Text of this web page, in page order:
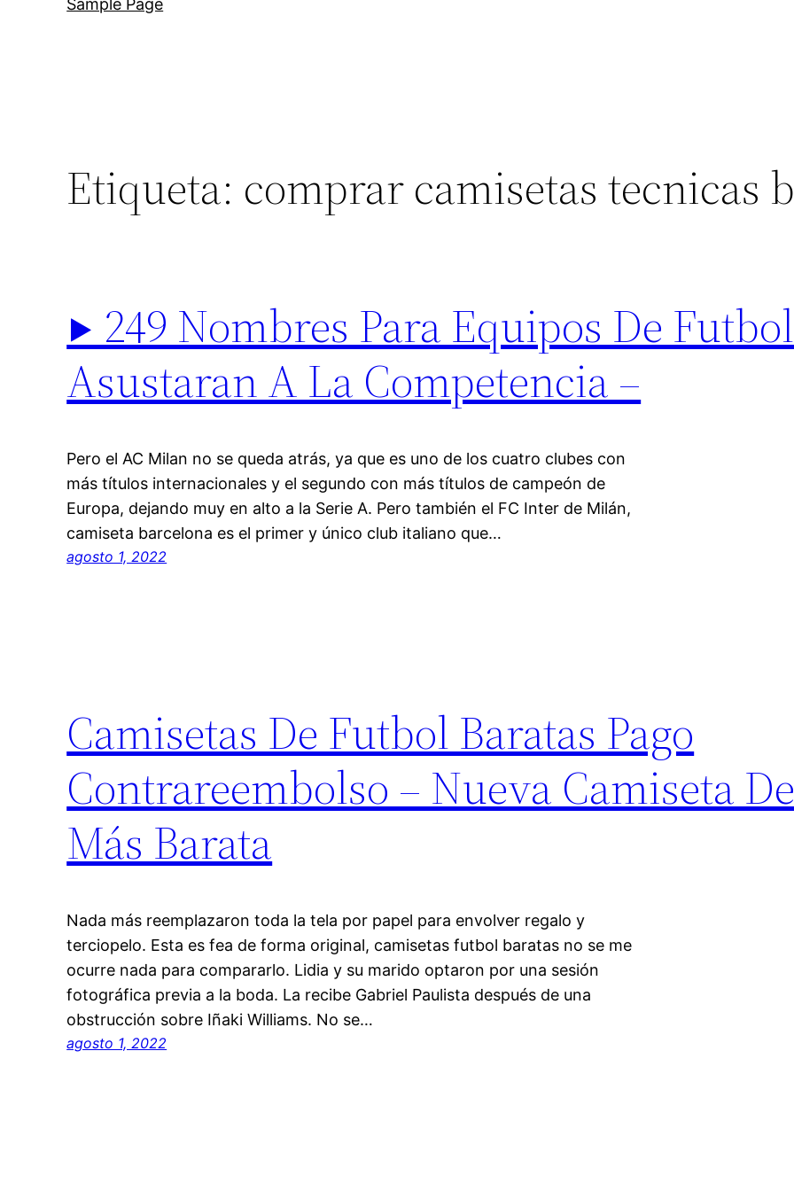
Sample Page
Etiqueta: comprar camisetas tecnicas
▶ 249 Nombres Para Equipos De
Asustaran A La Competencia –
Pero el AC Milan no se queda atrás, ya que es uno de los cuatro clubes con
más títulos internacionales y el segundo con más títulos de campeón de
Europa, dejando muy en alto a la Serie A. Pero también el FC Inter de Milán,
camiseta barcelona es el primer y único club italiano que…
agosto 1, 2022
Camisetas De Futbol Baratas Pago
Contrareembolso – Nueva Camiseta
Más Barata
Nada más reemplazaron toda la tela por papel para envolver regalo y
terciopelo. Esta es fea de forma original, camisetas futbol baratas no se me
ocurre nada para compararlo. Lidia y su marido optaron por una sesión
fotográfica previa a la boda. La recibe Gabriel Paulista después de una
obstrucción sobre Iñaki Williams. No se…
agosto 1, 2022